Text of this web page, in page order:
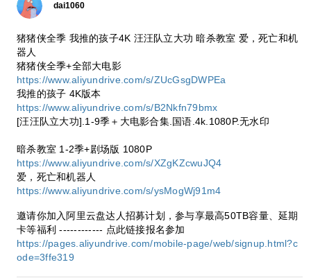
dai1060
猪猪侠全季 我推的孩子4K 汪汪队立大功 暗杀教室 爱，死亡和机
器人
猪猪侠全季+全部大电影
https://www.aliyundrive.com/s/ZUcGsgDWPEa
我推的孩子 4K版本
https://www.aliyundrive.com/s/B2Nkfn79bmx
[汪汪队立大功].1-9季＋大电影合集.国语.4k.1080P.无水印
暗杀教室 1-2季+剧场版 1080P
https://www.aliyundrive.com/s/XZgKZcwuJQ4
爱，死亡和机器人
https://www.aliyundrive.com/s/ysMogWj91m4
邀请你加入阿里云盘达人招募计划，参与享最高50TB容量、延期
卡等福利 ------------ 点此链接报名参加
https://pages.aliyundrive.com/mobile-page/web/signup.html?c
ode=3ffe319